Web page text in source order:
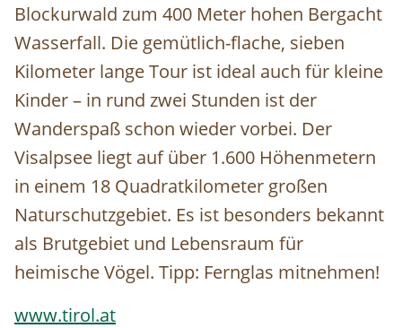
Blockurwald zum 400 Meter hohen Bergacht
Wasserfall. Die gemütlich-flache, sieben
Kilometer lange Tour ist ideal auch für kleine
Kinder – in rund zwei Stunden ist der
Wanderspaß schon wieder vorbei. Der
Visalpsee liegt auf über 1.600 Höhenmetern
in einem 18 Quadratkilometer großen
Naturschutzgebiet. Es ist besonders bekannt
als Brutgebiet und Lebensraum für
heimische Vögel. Tipp: Fernglas mitnehmen!
www.tirol.at